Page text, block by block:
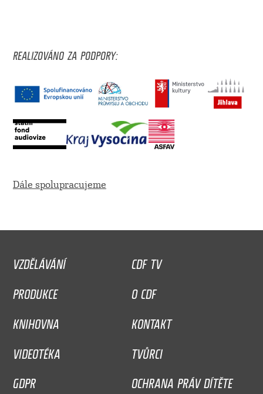
REALIZOVÁNO ZA PODPORY:
Dále spolupracujeme
VZDĚLÁVÁNÍ
CDF TV
PRODUKCE
O CDF
KNIHOVNA
KONTAKT
VIDEOTÉKA
TVŮRCI
GDPR
OCHRANA PRÁV DÍTĚTE